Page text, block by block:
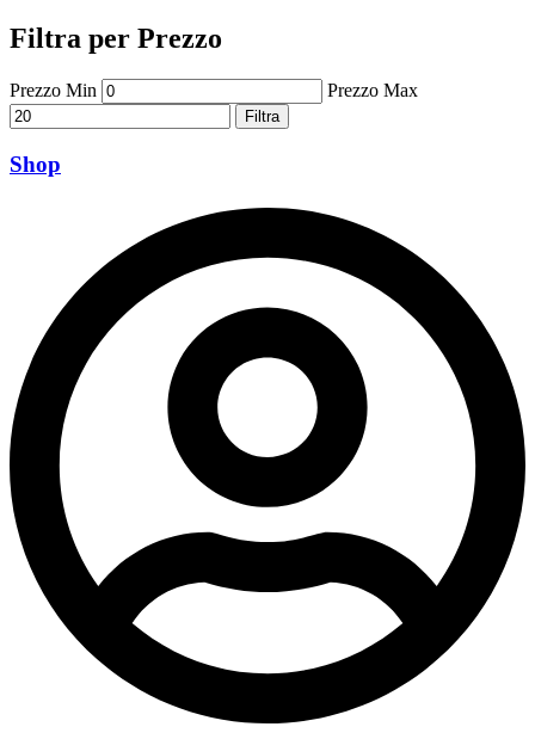
Filtra per Prezzo
Prezzo Min Prezzo Max
Filtra
Shop